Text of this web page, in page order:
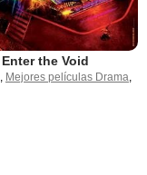
Enter the Void
Mejores películas Drama